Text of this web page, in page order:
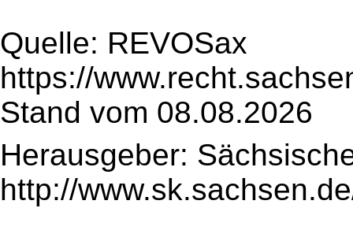
Quelle: REVOSax
https://
Stand vom 08.08.2026
Herausgeber:
http://